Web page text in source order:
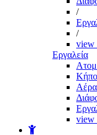
/
/
view
Εργαλεία
view